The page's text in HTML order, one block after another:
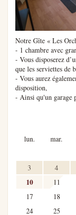
Notre Gîte « Les
- 1 chambre avec
- Vous disposerez
que les serviettes de
- Vous aurez
disposition,
- Ainsi qu'un garage
lun. mar.
3
4
10
11
17
18
24
25